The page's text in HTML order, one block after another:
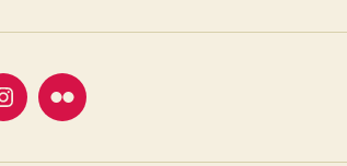
Instagram
Flickr